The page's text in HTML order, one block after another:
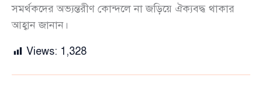
সমর্থকদের অভ্যন্তরীণ কোন্দলে না জড়িয়ে ঐক্যবদ্ধ থাকার
আহ্বান জানান।
Views: 1,328